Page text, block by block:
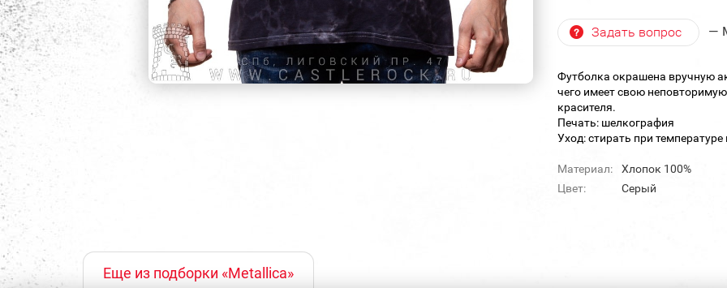
Задать вопрос —
Футболка окрашена вручную
чего имеет свою
красителя.
Печать: шелкография
Уход: стирать при
Материал:
Хлопок 100%
Цвет:
Серый
Еще из подборки «Metallica»